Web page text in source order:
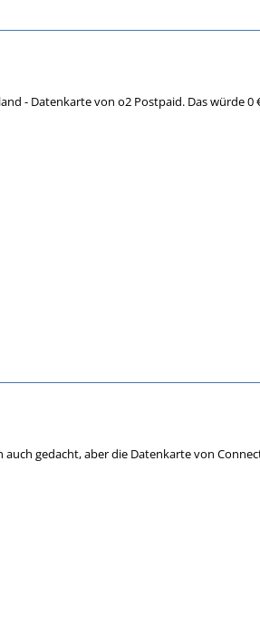
- Datenkarte von o2 Postpaid. Das würde
auch gedacht, aber die Datenkarte von